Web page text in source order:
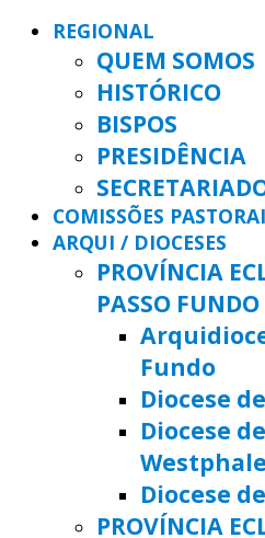
REGIONAL
QUEM SOMOS
HISTÓRICO
BISPOS
PRESIDÊNCIA
COMISSÕES
ARQUI / DIOCESES
PROVÍNCIA
PASSO FUNDO
Fundo
Diocese
Diocese
Diocese
PROVÍNCIA